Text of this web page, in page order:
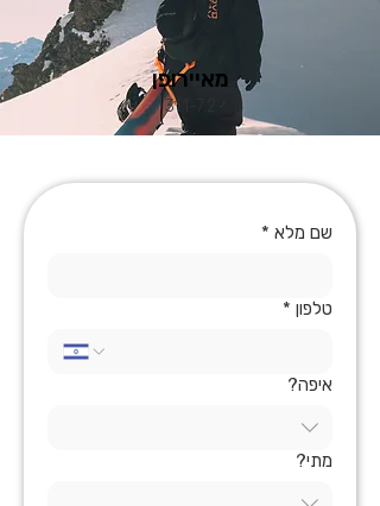
מאיירופן
31.1-7.2
שם מלא *
טלפון *
איפה?
מתי?